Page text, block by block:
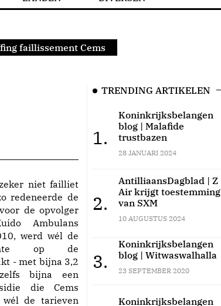
faillissement Cems
niet failliet
redeneerde de
de opvolger
Ambulans
werd wél de
op de
- met bijna 3,2
bijna een
die Cems
de tarieven
TRENDING ARTIKELEN
1.
Koninkrijksbelangen
blog | Malafide
trustbazen
28 JANUARI 2024
2.
AntilliaansDagblad | Z
Air krijgt toestemming
van SXM
10 AUGUSTUS 2024
3.
Koninkrijksbelangen
blog | Witwaswalhalla
23 SEPTEMBER 2020
Koninkrijksbelangen